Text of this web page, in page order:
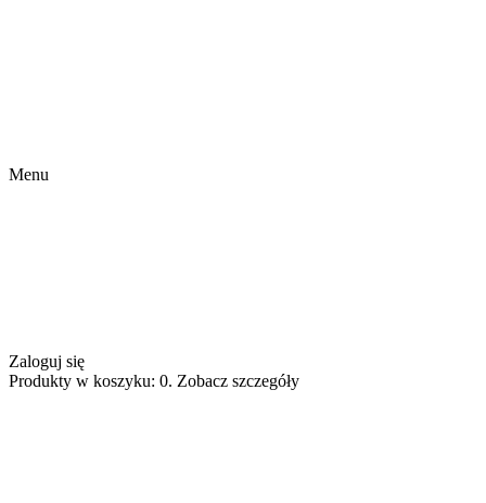
Menu
Zaloguj się
Produkty w koszyku: 0. Zobacz szczegóły